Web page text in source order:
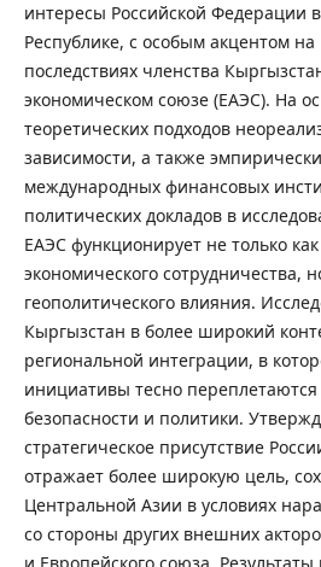
интересы Российской Федерации
Республике, с особым акцентом на
последствиях членства
экономическом союзе (ЕАЭС). На
теоретических подходов
зависимости, а также
международных финансовых
политических докладов в
ЕАЭС функционирует не только
экономического сотрудничества,
геополитического влияния.
Кыргызстан в более широкий
региональной интеграции, в
инициативы тесно
безопасности и политики.
стратегическое присутствие
отражает более широкую цель,
Центральной Азии в условиях
со стороны других внешних